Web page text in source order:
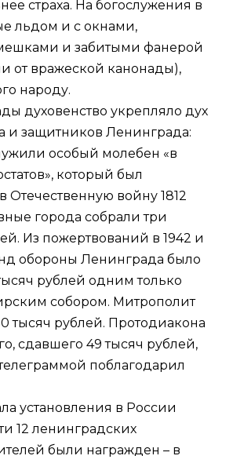
страха. На богослужения в
льдом и с окнами,
и забитыми фанерой
от вражеской канонады),
народу.
духовенство укрепляло дух
и защитников Ленинграда:
особый молебен «в
который был
Отечественную войну 1812
города собрали три
Из пожертвований в 1942 и
обороны Ленинграда было
рублей одним только
собором. Митрополит
тысяч рублей. Протодиакона
сдавшего 49 тысяч рублей,
поблагодарил
установления в России
12 ленинградских
были награжден – в